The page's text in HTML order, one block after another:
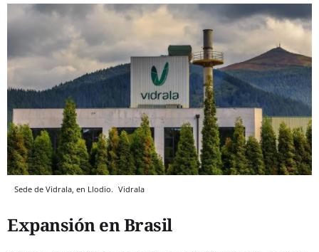
Sede de Vidrala, en Llodio. Vidrala
Expansión en Brasil